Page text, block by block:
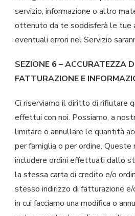
servizio, informazione o altro
ottenuto da te soddisferà le tue
eventuali errori nel Servizio
SEZIONE 6 – ACCURATEZZA
FATTURAZIONE E
Ci riserviamo il diritto di rifiutare
effettui con noi. Possiamo, a
limitare o annullare le quantità
per famiglia o per ordine. Queste
includere ordini effettuati dallo
la stessa carta di credito e/o
stesso indirizzo di fatturazione
in cui facciamo una modifica o